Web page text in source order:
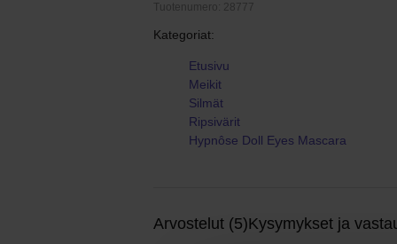
Tuotenumero: 28777
Kategoriat:
Etusivu
Meikit
Silmät
Ripsivärit
Hypnôse Doll Eyes Mascara
Arvostelut (5)Kysymykset ja